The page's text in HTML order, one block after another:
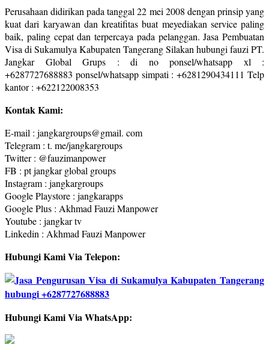
Perusahaan didirikan pada tanggal 22 mei 2008 dengan prinsip yang
kuat dari karyawan dan kreatifitas buat meyediakan service paling
baik, paling cepat dan terpercaya pada pelanggan. Jasa Pembuatan
Visa di Sukamulya Kabupaten Tangerang Silakan hubungi fauzi PT.
Jangkar Global Grups : di no ponsel/whatsapp xl :
+6287727688883 ponsel/whatsapp simpati : +6281290434111 Telp
kantor : +622122008353
Kontak Kami:
E-mail : jangkargroups@gmail. com
Telegram : t. me/jangkargroups
Twitter : @fauzimanpower
FB : pt jangkar global groups
Instagram : jangkargroups
Google Playstore : jangkarapps
Google Plus : Akhmad Fauzi Manpower
Youtube : jangkar tv
Linkedin : Akhmad Fauzi Manpower
Hubungi Kami Via Telepon:
Hubungi Kami Via WhatsApp: